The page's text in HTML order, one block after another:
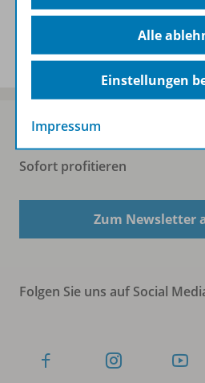
Benachrichtigungs-
Sofort profitieren
Zum Newsletter
Folgen Sie uns auf Social
Alle
Einstellungen
Impressum